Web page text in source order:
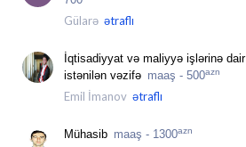
Gülarə ətraflı
İqtisadiyyat və maliyyə işlərinə dair
istənilən vəzifə maaş - 500azn
Emil İmanov ətraflı
Mühasib maaş - 1300azn